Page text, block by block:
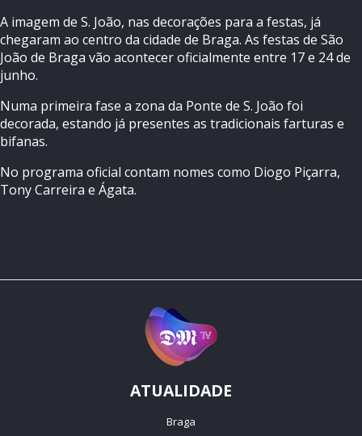
A imagem de S. João, nas decorações para a festas, já
chegaram ao centro da cidade de Braga. As festas de São
João de Braga vão acontecer oficialmente entre 17 e 24 de
junho.
Numa primeira fase a zona da Ponte de S. João foi
decorada, estando já presentes as tradicionais farturas e
bifanas.
No programa oficial contam nomes como Diogo Piçarra,
Tony Carreira e Ágata.
ATUALIDADE
Braga